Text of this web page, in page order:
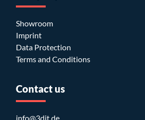
Showroom
Imprint
Data Protection
Terms and Conditions
Contact us
info@3dit.de